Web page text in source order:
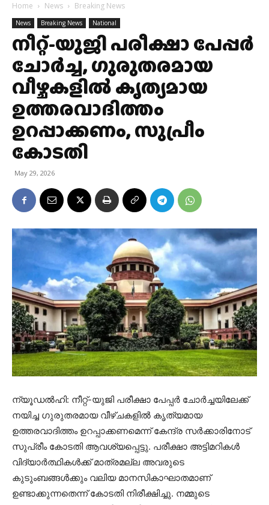
Home News Breaking News
News Breaking News National
നീറ്റ്-യുജി പരീക്ഷാ പേപ്പർ
ചോർച്ച, ഗുരുതരമായ
വീഴ്ചകളിൽ കൃത്യമായ
ഉത്തരവാദിത്തം
ഉറപ്പാക്കണം, സുപ്രീം
കോടതി
May 29, 2026
ന്യൂഡൽഹി: നീറ്റ്-യുജി പരീക്ഷാ പേപ്പർ ചോർച്ചയിലേക്ക്
നയിച്ച ഗുരുതരമായ വീഴ്ചകളിൽ കൃത്യമായ
ഉത്തരവാദിത്തം ഉറപ്പാക്കണമെന്ന് കേന്ദ്ര സർക്കാരിനോട്
സുപ്രീം കോടതി ആവശ്യപ്പെട്ടു. പരീക്ഷാ അട്ടിമറികൾ
വിദ്യാർത്ഥികൾക്ക് മാത്രമല്ല അവരുടെ
കുടുംബങ്ങൾക്കും വലിയ മാനസികാഘാതമാണ്
ഉണ്ടാക്കുന്നതെന്ന് കോടതി നിരീക്ഷിച്ചു. നമ്മുടെ